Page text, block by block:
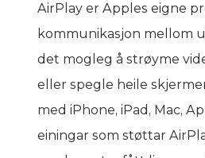
AirPlay er Apples eigne
kommunikasjon mellom
det mogleg å strøyme
eller spegle heile
med iPhone, iPad, Mac,
einingar som støttar